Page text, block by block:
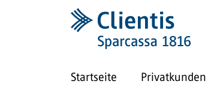
Startseite Privatkunden